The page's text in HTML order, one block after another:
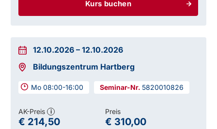
Kurs buchen
12.10.2026 –12.10.2026
Bildungszentrum Hartberg
Mo 08:00-16:00 5820010826
AK-Preis i
€ 214,50
Preis
€ 310,00